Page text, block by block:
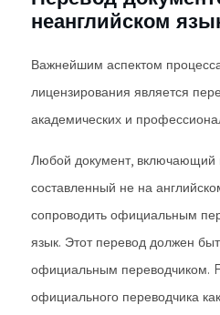
неанглийском
Важнейшим аспектом
лицензирования является
академических и
Любой документ, включающий
составленный не на
сопроводить официальным
язык. Этот перевод должен
официальным переводчиком.
официального переводчика